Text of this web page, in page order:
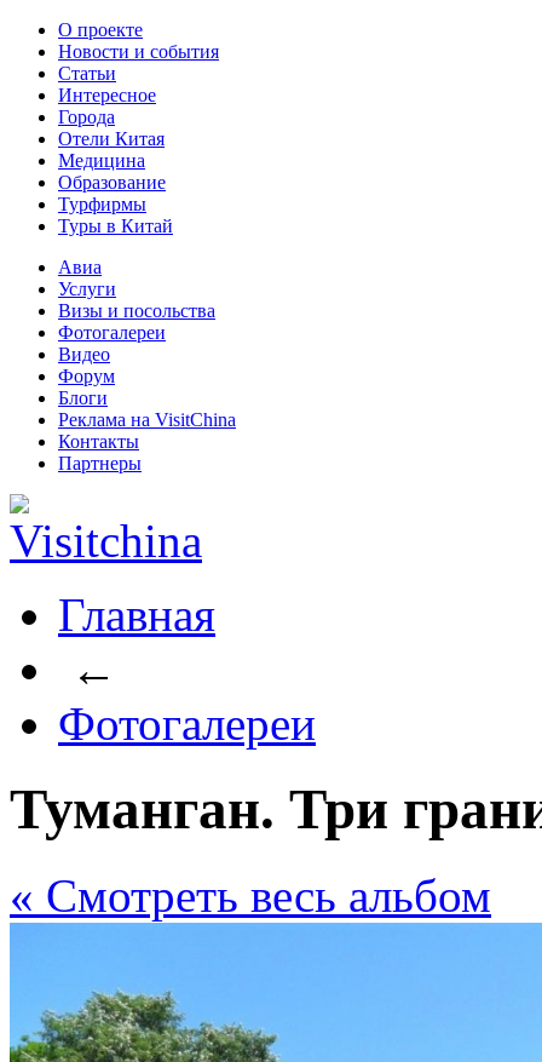
О проекте
Новости и события
Статьи
Интересное
Города
Отели Китая
Медицина
Образование
Турфирмы
Туры в Китай
Авиа
Услуги
Визы и посольства
Фотогалереи
Видео
Форум
Блоги
Реклама на VisitChina
Контакты
Партнеры
Главная
←
Фотогалереи
Туманган. Три
« Cмотреть весь альбом